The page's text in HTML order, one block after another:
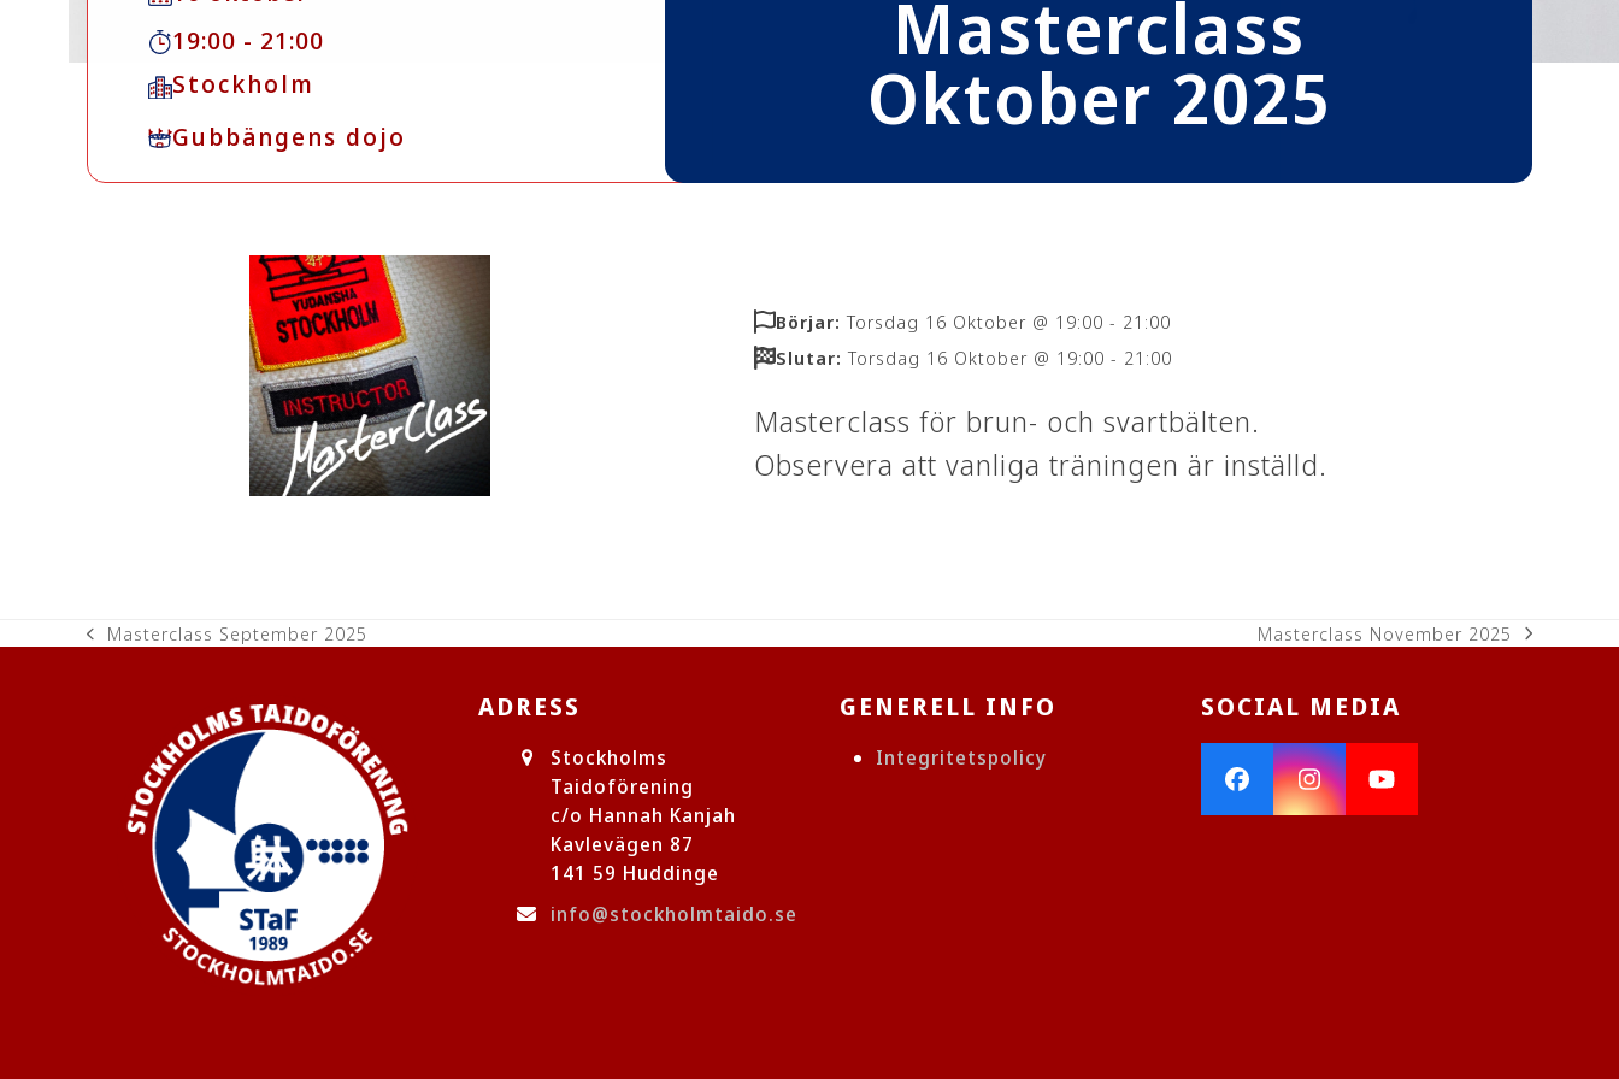
19:00 - 21:00
Stockholm
Gubbängens dojo
Masterclass
Oktober 2025
Börjar: Torsdag 16 Oktober @ 19:00 - 21:00
Slutar: Torsdag 16 Oktober @ 19:00 - 21:00
Masterclass för brun- och svartbälten.
Observera att vanliga träningen är inställd.
previous
Masterclass September 2025
next
Masterclass November 2025
ADRESS
Stockholms
Taidoförening
c/o Hannah Kanjah
Kavlevägen 87
141 59 Huddinge
info@stockholmtaido.se
GENERELL INFO
Integritetspolicy
SOCIAL MEDIA
FacebookInstagramYouTube